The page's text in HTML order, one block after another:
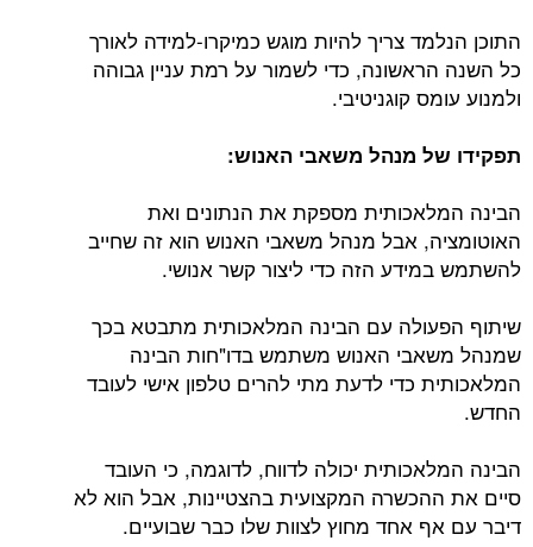
התוכן הנלמד צריך להיות מוגש כמיקרו-למידה לאורך
כל השנה הראשונה, כדי לשמור על רמת עניין גבוהה
ולמנוע עומס קוגניטיבי.
תפקידו של מנהל משאבי האנוש:
הבינה המלאכותית מספקת את הנתונים ואת
האוטומציה, אבל מנהל משאבי האנוש הוא זה שחייב
להשתמש במידע הזה כדי ליצור קשר אנושי.
שיתוף הפעולה עם הבינה המלאכותית מתבטא בכך
שמנהל משאבי האנוש משתמש בדו"חות הבינה
המלאכותית כדי לדעת מתי להרים טלפון אישי לעובד
החדש.
הבינה המלאכותית יכולה לדווח, לדוגמה, כי העובד
סיים את ההכשרה המקצועית בהצטיינות, אבל הוא לא
דיבר עם אף אחד מחוץ לצוות שלו כבר שבועיים.